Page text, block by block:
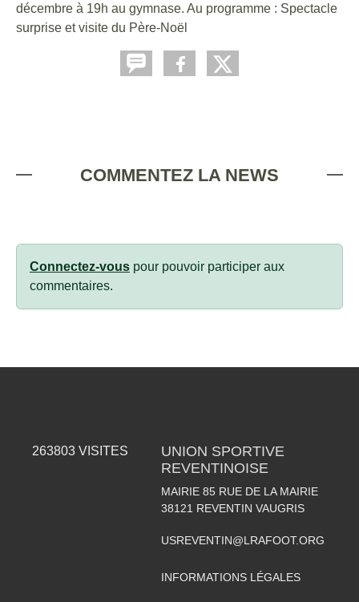
décembre à 19h au gymnase. Au programme : Spectacle
surprise et visite du Père-Noël
COMMENTEZ LA NEWS
Connectez-vous pour pouvoir participer aux
commentaires.
263803 VISITES
UNION SPORTIVE
REVENTINOISE
MAIRIE 85 RUE DE LA MAIRIE
38121 REVENTIN VAUGRIS
USREVENTIN@LRAFOOT.ORG
INFORMATIONS LÉGALES